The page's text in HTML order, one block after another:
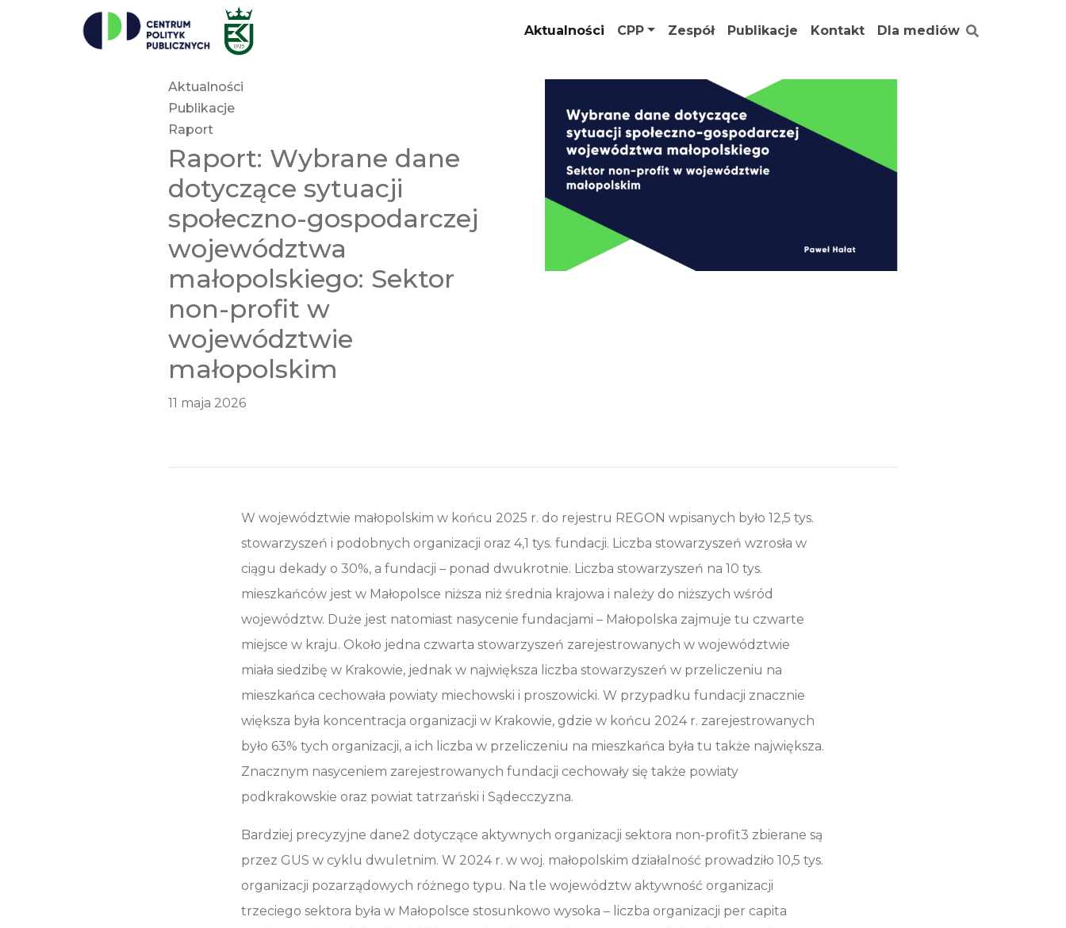
Aktualności CPP Zespół Publikacje Kontakt Dla mediów
Aktualności
Publikacje
Raport
Raport: Wybrane dane
dotyczące sytuacji
społeczno-gospodarczej
województwa
małopolskiego: Sektor
non-profit w
województwie
małopolskim
11 maja 2026
W województwie małopolskim w końcu 2025 r. do rejestru REGON wpisanych było 12,5 tys.
stowarzyszeń i podobnych organizacji oraz 4,1 tys. fundacji. Liczba stowarzyszeń wzrosła w
ciągu dekady o 30%, a fundacji – ponad dwukrotnie. Liczba stowarzyszeń na 10 tys.
mieszkańców jest w Małopolsce niższa niż średnia krajowa i należy do niższych wśród
województw. Duże jest natomiast nasycenie fundacjami – Małopolska zajmuje tu czwarte
miejsce w kraju. Około jedna czwarta stowarzyszeń zarejestrowanych w województwie
miała siedzibę w Krakowie, jednak w największa liczba stowarzyszeń w przeliczeniu na
mieszkańca cechowała powiaty miechowski i proszowicki. W przypadku fundacji znacznie
większa była koncentracja organizacji w Krakowie, gdzie w końcu 2024 r. zarejestrowanych
było 63% tych organizacji, a ich liczba w przeliczeniu na mieszkańca była tu także największa.
Znacznym nasyceniem zarejestrowanych fundacji cechowały się także powiaty
podkrakowskie oraz powiat tatrzański i Sądecczyzna.
Bardziej precyzyjne dane2 dotyczące aktywnych organizacji sektora non-profit3 zbierane są
przez GUS w cyklu dwuletnim. W 2024 r. w woj. małopolskim działalność prowadziło 10,5 tys.
organizacji pozarządowych różnego typu. Na tle województw aktywność organizacji
trzeciego sektora była w Małopolsce stosunkowo wysoka – liczba organizacji per capita